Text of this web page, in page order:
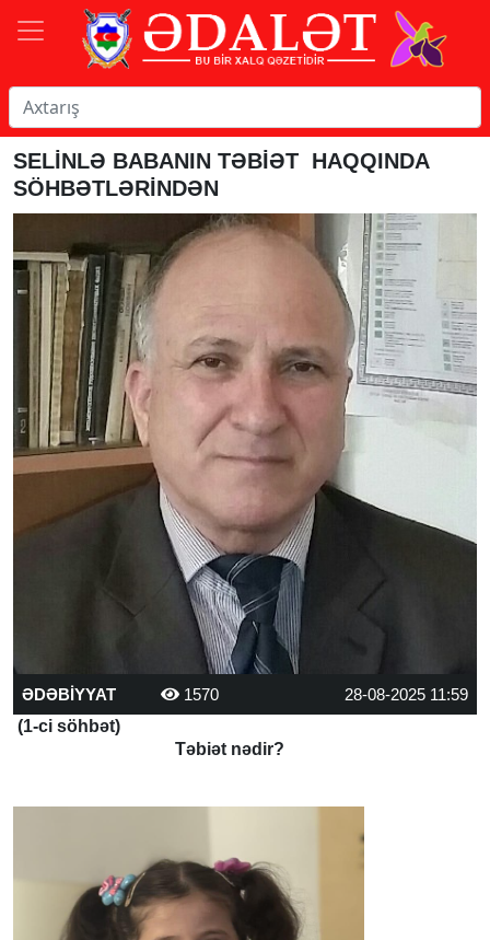
SELİNLƏ BABANIN TƏBİƏT HAQQINDA
SÖHBƏTLƏRİNDƏN
ƏDƏBİYYAT 1570
28-08-2025 11:59
(1-ci söhbət)
Təbiət nədir?